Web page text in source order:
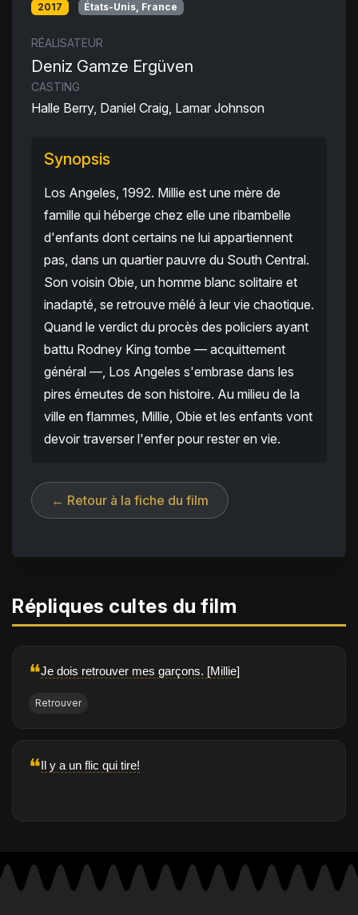
2017 États-Unis, France
RÉALISATEUR
Deniz Gamze Ergüven
CASTING
Halle Berry, Daniel Craig, Lamar Johnson
Synopsis
Los Angeles, 1992. Millie est une mère de
famille qui héberge chez elle une ribambelle
d'enfants dont certains ne lui appartiennent
pas, dans un quartier pauvre du South Central.
Son voisin Obie, un homme blanc solitaire et
inadapté, se retrouve mêlé à leur vie chaotique.
Quand le verdict du procès des policiers ayant
battu Rodney King tombe — acquittement
général —, Los Angeles s'embrase dans les
pires émeutes de son histoire. Au milieu de la
ville en flammes, Millie, Obie et les enfants vont
devoir traverser l'enfer pour rester en vie.
← Retour à la fiche du film
Répliques cultes du film
❝Je dois retrouver mes garçons. [Millie]
Retrouver
❝Il y a un flic qui tire!